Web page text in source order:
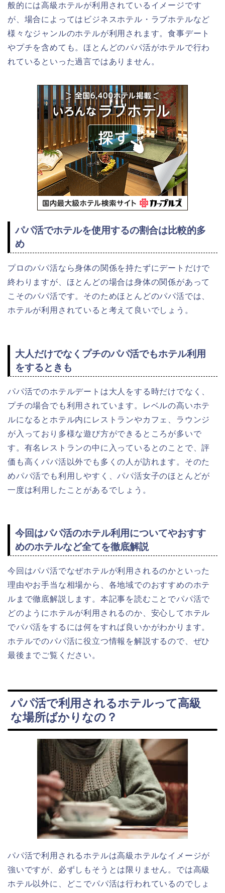
般的には高級ホテルが利用されているイメージです
が、場合によってはビジネスホテル・ラブホテルなど
様々なジャンルのホテルが利用されます。食事デート
やプチを含めても。ほとんどのパパ活がホテルで行わ
れているといった過言ではありません。
パパ活でホテルを使用するの割合は比較的多
め
プロのパパ活なら身体の関係を持たずにデートだけで
終わりますが、ほとんどの場合は身体の関係があって
こそのパパ活です。そのためほとんどのパパ活では、
ホテルが利用されていると考えて良いでしょう。
大人だけでなくプチのパパ活でもホテル利用
をするときも
パパ活でのホテルデートは大人をする時だけでなく、
プチの場合でも利用されています。レベルの高いホテ
ルになるとホテル内にレストランやカフェ、ラウンジ
が入っており多様な遊び方ができるところが多いで
す。有名レストランの中に入っているとのことで、評
価も高くパパ活以外でも多くの人が訪れます。そのた
めパパ活でも利用しやすく、パパ活女子のほとんどが
一度は利用したことがあるでしょう。
今回はパパ活のホテル利用についてやおすす
めのホテルなど全てを徹底解説
今回はパパ活でなぜホテルが利用されるのかといった
理由やお手当な相場から、各地域でのおすすめのホテ
ルまで徹底解説します。本記事を読むことでパパ活で
どのようにホテルが利用されるのか、安心してホテル
でパパ活をするには何をすれば良いかがわかります。
ホテルでのパパ活に役立つ情報を解説するので、ぜひ
最後までご覧ください。
パパ活で利用されるホテルって高級
な場所ばかりなの？
パパ活で利用されるホテルは高級ホテルなイメージが
強いですが、必ずしもそうとは限りません。では高級
ホテル以外に、どこでパパ活は行われているのでしょ